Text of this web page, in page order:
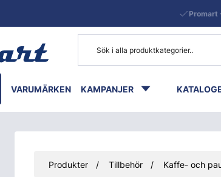
VARUMÄRKEN KAMPANJER
Promart
Produkter Tillbehör Kaffe- och